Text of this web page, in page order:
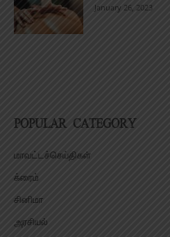
January 26, 2023
POPULAR CATEGORY
மாவட்டச்செய்திகள்
க்ரைம்
சினிமா
அரசியல்